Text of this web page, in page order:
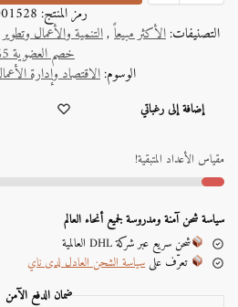
رمز المنتج:
التصنيفات:الأكثر مبيعاً,التنمية والأعمال
خصم العضوية 5%
الوسوم:الاقتصاد وإدارة
e
r
n
a
t
i
v
إضافة إلى رغباتي
مقياس الأعداد المتبقية!
سياسة شحن آمنة ومدروسة لجميع أنحاء العالم
شحن سريع عبر شركة DHL العالمية
تعرّف علىسياسة الشحن العادل لدى ناي
ضمان الدفع الآمن